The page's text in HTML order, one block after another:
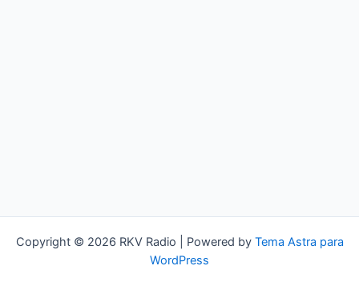
Copyright © 2026 RKV Radio | Powered by Tema Astra para
WordPress